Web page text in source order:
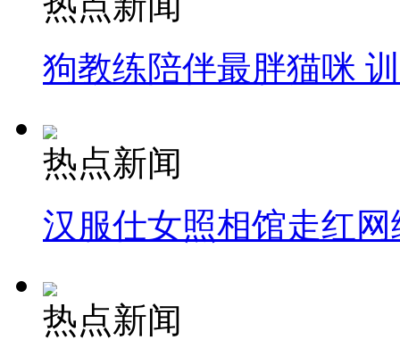
狗教练陪伴最胖猫咪
热点新闻
汉服仕女照相馆走红网
热点新闻